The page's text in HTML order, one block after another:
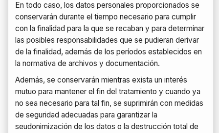
En todo caso, los datos personales proporcionados se
conservarán durante el tiempo necesario para cumplir
con la finalidad para la que se recaban y para determinar
las posibles responsabilidades que se pudieran derivar
de la finalidad, además de los períodos establecidos en
la normativa de archivos y documentación.
Además, se conservarán mientras exista un interés
mutuo para mantener el fin del tratamiento y cuando ya
no sea necesario para tal fin, se suprimirán con medidas
de seguridad adecuadas para garantizar la
seudonimización de los datos o la destrucción total de